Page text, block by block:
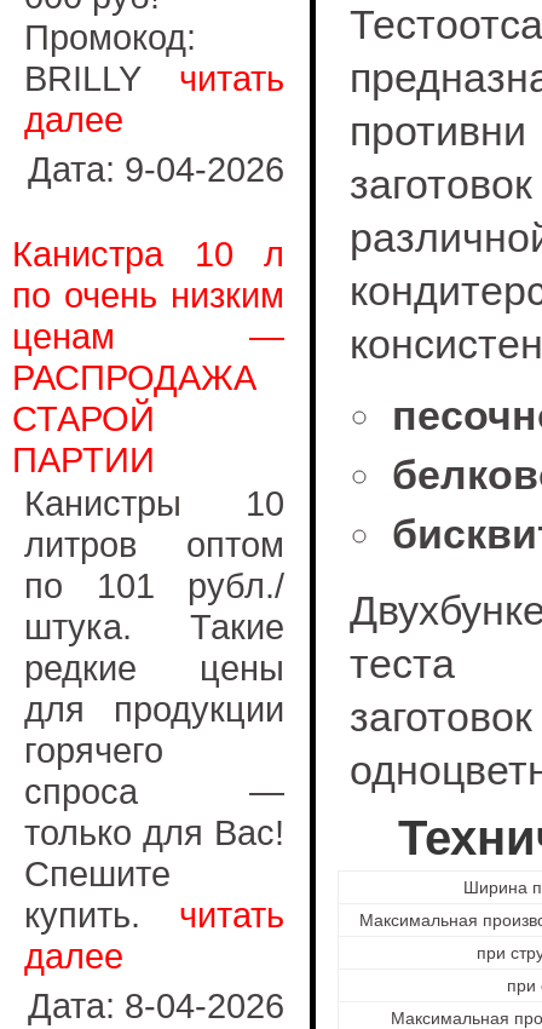
Промокод:
BRILLY читать
далее
Дата: 9-04-2026
Канистра 10 л
по очень низким
ценам —
РАСПРОДАЖА
СТАРОЙ
ПАРТИИ
Канистры 10
литров оптом
по 101 рубл./
штука. Такие
редкие цены
для продукции
горячего
спроса —
только для Вас!
Спешите
купить. читать
далее
Дата: 8-04-2026
теста
Ширина
Максимальная
при
при
Максимальная